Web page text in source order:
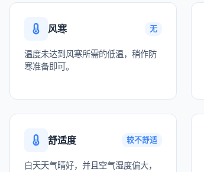
风寒 无
温度未达到风寒所需的低温，稍作防
寒准备即可。
舒适度 较不舒适
白天天气晴好，并且空气湿度偏大，